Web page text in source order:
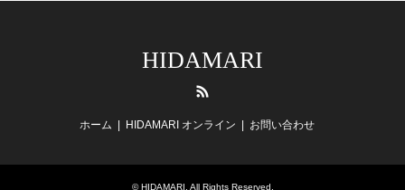
HIDAMARI
ホーム HIDAMARI オンライン お問い合わせ
©HIDAMARI . All Rights Reserved.